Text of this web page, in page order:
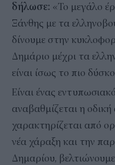
δήλωσε: «Το μεγάλο
Ξάνθης με τα
δίνουμε στην
Δημάριο μέχρι τα
είναι ίσως το πιο
Είναι ένας
αναβαθμίζεται η
χαρακτηρίζεται από
νέα χάραξη και την
Δημαρίου,